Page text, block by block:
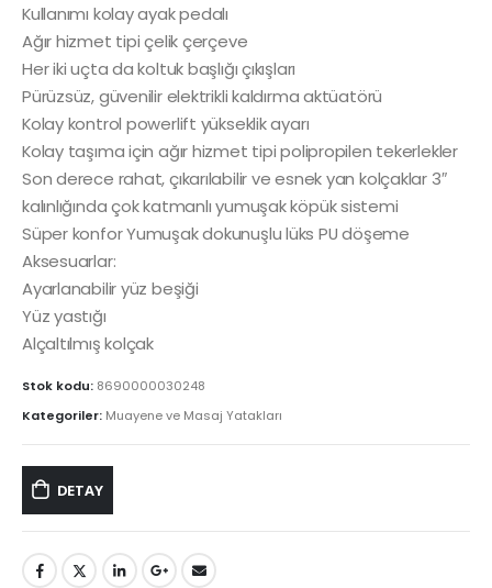
Kullanımı kolay ayak pedalı
Ağır hizmet tipi çelik çerçeve
Her iki uçta da koltuk başlığı çıkışları
Pürüzsüz, güvenilir elektrikli kaldırma aktüatörü
Kolay kontrol powerlift yükseklik ayarı
Kolay taşıma için ağır hizmet tipi polipropilen tekerlekler
Son derece rahat, çıkarılabilir ve esnek yan kolçaklar 3″
kalınlığında çok katmanlı yumuşak köpük sistemi
Süper konfor Yumuşak dokunuşlu lüks PU döşeme
Aksesuarlar:
Ayarlanabilir yüz beşiği
Yüz yastığı
Alçaltılmış kolçak
Stok kodu: 8690000030248
Kategoriler: Muayene ve Masaj Yatakları
DETAY